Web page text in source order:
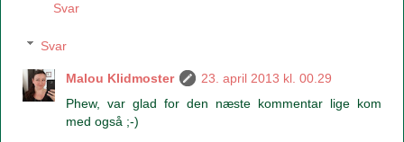
Svar
Svar
Malou Klidmoster
23. april 2013 kl. 00.29
Phew, var glad for den næste kommentar lige kom
med også ;-)